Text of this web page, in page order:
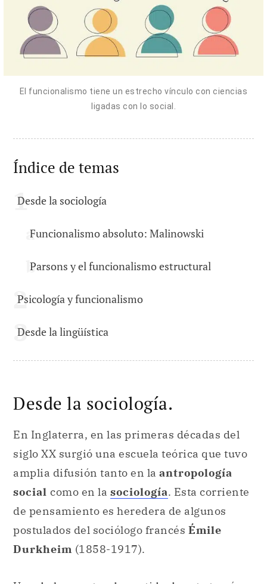
El funcionalismo tiene un estrecho vínculo con ciencias
ligadas con lo social.
Índice de temas
Desde la sociología
Funcionalismo absoluto: Malinowski
Parsons y el funcionalismo estructural
Psicología y funcionalismo
Desde la lingüística
Desde la sociología.
En Inglaterra, en las primeras décadas del
siglo XX surgió una escuela teórica que tuvo
amplia difusión tanto en la antropología
social como en la sociología. Esta corriente
de pensamiento es heredera de algunos
postulados del sociólogo francés Émile
Durkheim (1858-1917).